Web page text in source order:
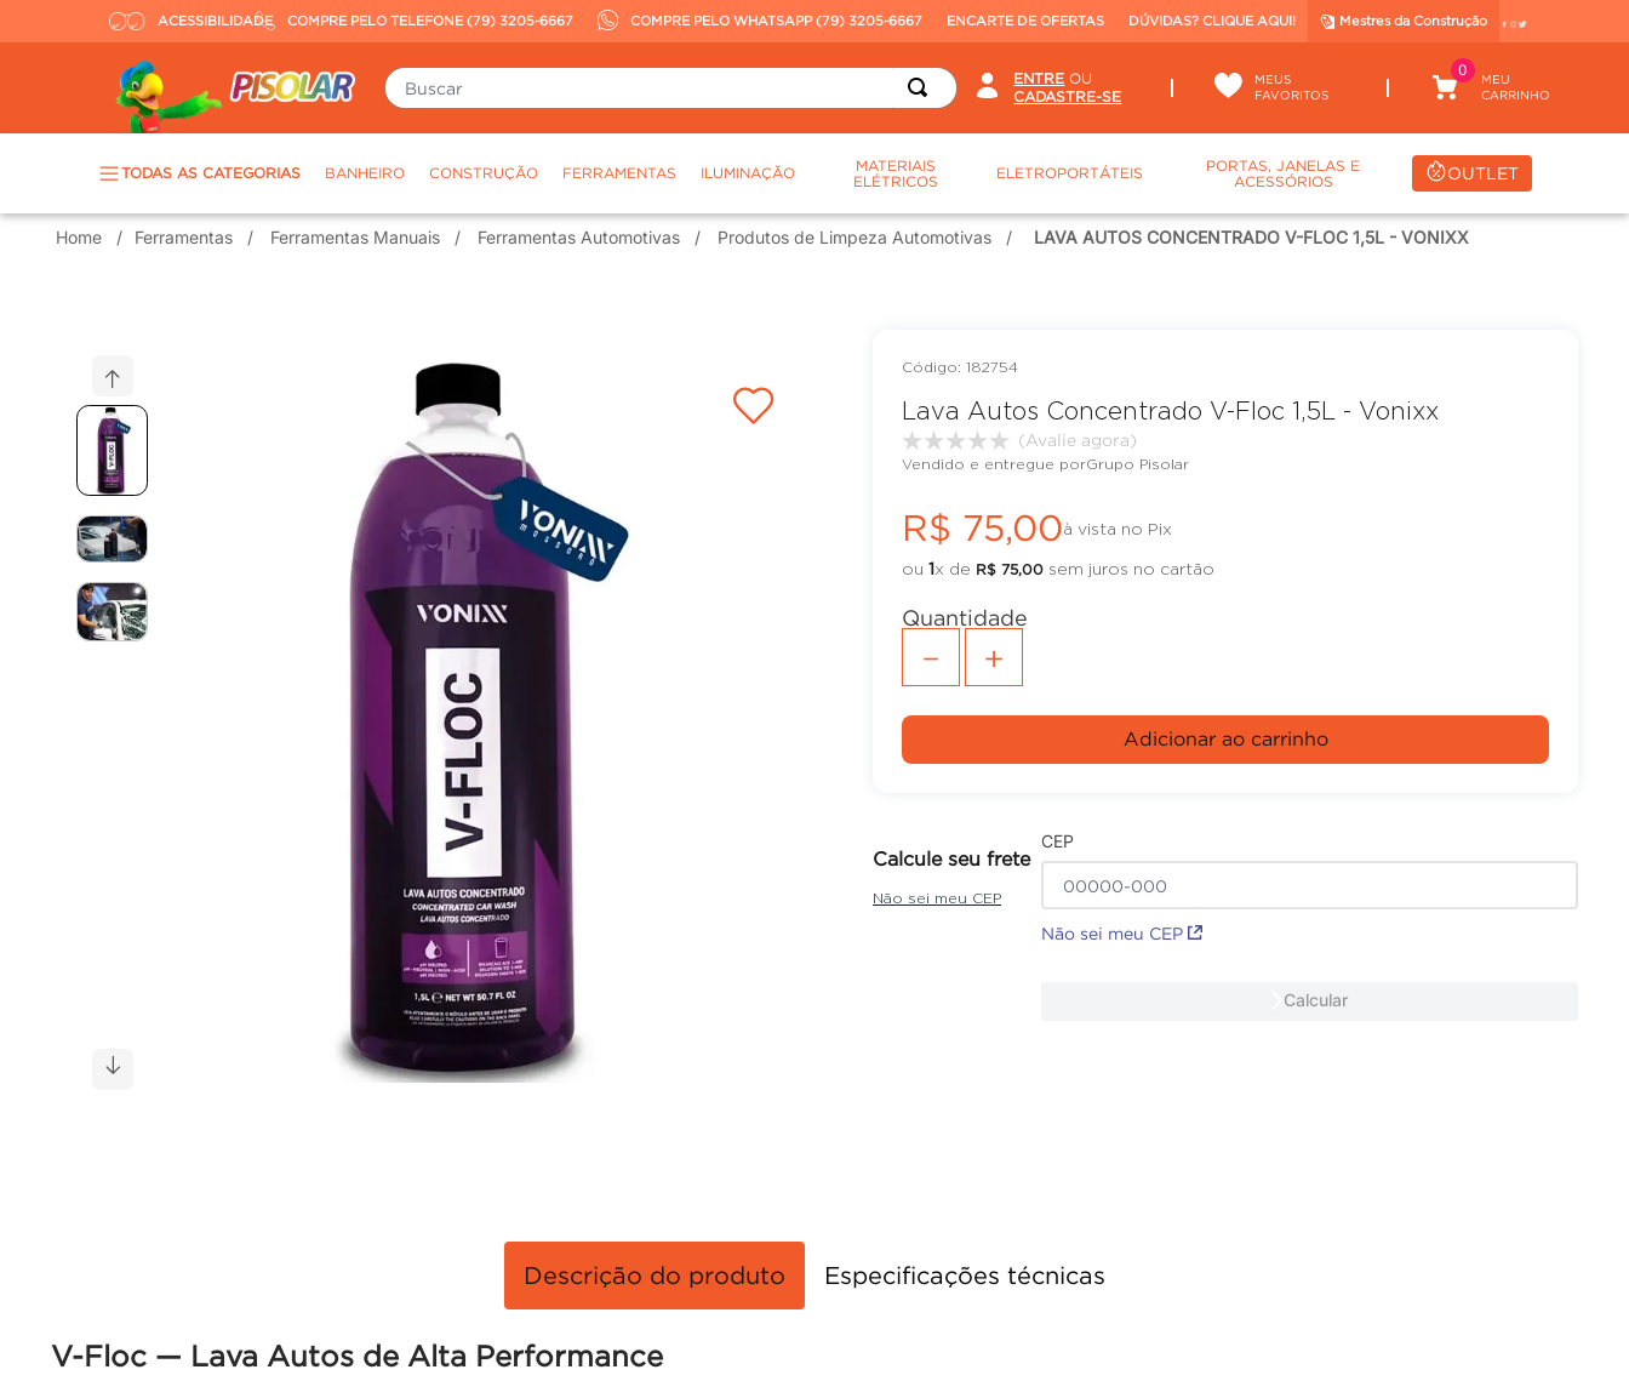
ACESSIBILIDADE COMPRE PELO TELEFONE (79) 3205-6667 COMPRE PELO WHATSAPP (79) 3205-6667 ENCARTE DE OFERTAS DÚVIDAS? CLIQUE AQUI! Mestres da Construção
Buscar OU
MEUS
FAVORITOS
0
TODAS AS CATEGORIAS BANHEIRO CONSTRUÇÃO FERRAMENTAS ILUMINAÇÃO
MATERIAIS
ELÉTRICOS
ELETROPORTÁTEIS
PORTAS, JANELAS E
ACESSÓRIOS
OUTLET
Ferramentas Ferramentas Manuais Ferramentas Automotivas Produtos de Limpeza Automotivas LAVA AUTOS CONCENTRADO V-FLOC 1,5L - VONIXX
: 182754
Lava Autos Concentrado V-Floc 1,5L - Vonixx
Vendido e entregue porGrupo Pisolar
R$ 75,00à vista no Pix
ou 1x de R$ 75,00 sem juros no cartão
Quantidade
＋
－
Adicionar ao carrinho
Calcule seu frete
CEP
Não sei meu CEP
Calcular
Não sei meu CEP
Descrição do produto Especificações técnicas
V-Floc — Lava Autos de Alta Performance
2º porcelanato